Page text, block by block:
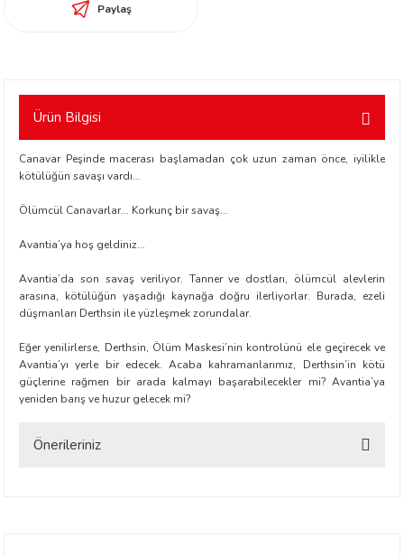
Paylaş
Ürün Bilgisi
Canavar Peşinde macerası başlamadan çok uzun zaman önce, iyilikle
kötülüğün savaşı vardı…
Ölümcül Canavarlar... Korkunç bir savaş...
Avantia’ya hoş geldiniz...
Avantia’da son savaş veriliyor. Tanner ve dostları, ölümcül alevlerin
arasına, kötülüğün yaşadığı kaynağa doğru ilerliyorlar. Burada, ezeli
düşmanları Derthsin ile yüzleşmek zorundalar.
Eğer yenilirlerse, Derthsin, Ölüm Maskesi’nin kontrolünü ele geçirecek ve
Avantia’yı yerle bir edecek. Acaba kahramanlarımız, Derthsin’in kötü
güçlerine rağmen bir arada kalmayı başarabilecekler mi? Avantia’ya
yeniden barış ve huzur gelecek mi?
Önerileriniz